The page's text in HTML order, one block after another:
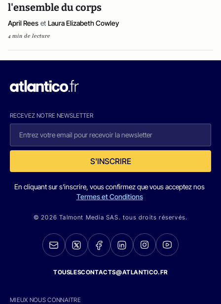
l'ensemble du corps
April Rees et Laura Elizabeth Cowley
4 min de lecture
RECEVEZ NOTRE NEWSLETTER
S'INSCRIRE
En cliquant sur s'inscrire, vous confirmez que vous acceptez nos
Termes et Conditions
© 2026 Talmont Media SAS. tous droits réservés.
TOUSLESCONTACTS@ATLANTICO.FR
MIEUX NOUS CONNAITRE